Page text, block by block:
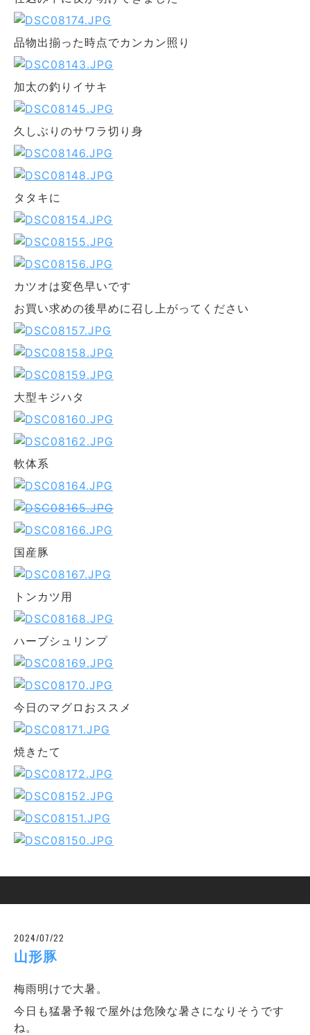
品物出揃った時点でカンカン照り
加太の釣りイサキ
久しぶりのサワラ切り身
タタキに
カツオは変色早いです
お買い求めの後早めに召し上がってください
大型キジハタ
軟体系
国産豚
トンカツ用
ハーブシュリンプ
今日のマグロおススメ
焼きたて
2024/07/22
山形豚
梅雨明けで大暑。
今日も猛暑予報で屋外は危険な暑さになりそうです
ね。